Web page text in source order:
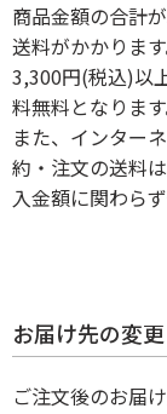
商品金額の合計
送料がかかります
3,300円(税込)以
料無料となります
また、インター
約・注文の送料
入金額に関わら
お届け先の変更
ご注文後のお届